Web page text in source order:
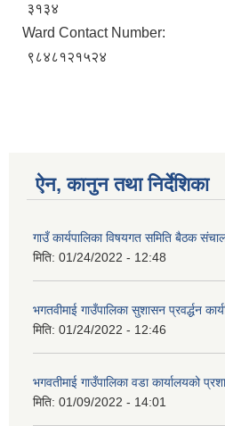
३१३४
Ward Contact Number:
९८४८१२१५२४
ऐन, कानुन तथा निर्देशिका
गाउँ कार्यपालिका विषयगत समिति बैठक
मिति: 01/24/2022 - 12:48
भगतवीमाई गाउँपालिका सुशासन प्रवर्द्धन
मिति: 01/24/2022 - 12:46
भगवतीमाई गाउँपालिका वडा कार्यालयको
मिति: 01/09/2022 - 14:01